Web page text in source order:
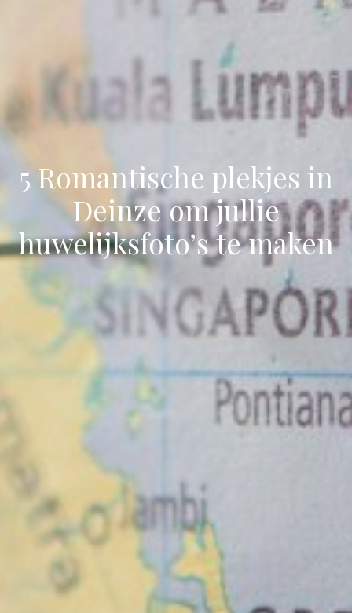
5 Romantische plekjes in
Deinze om jullie
huwelijksfoto’s te maken